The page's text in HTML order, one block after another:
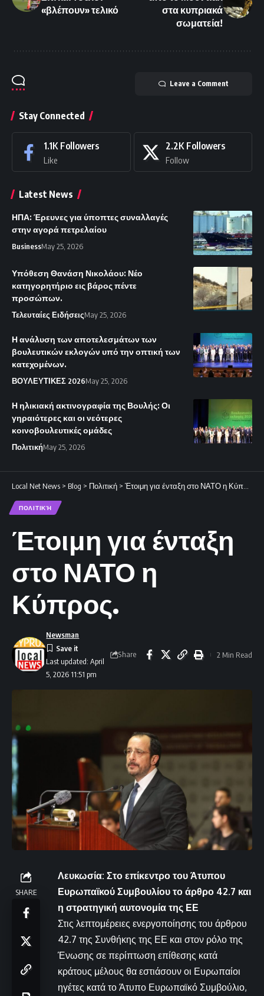
«βλέπουν» τελικό
στα κυπριακά
σωματεία!
Leave a Comment
Stay Connected
1.1K Followers
Like
2.2K Followers
Follow
Latest News
ΗΠΑ: Έρευνες για ύποπτες συναλλαγές
στην αγορά πετρελαίου
BusinessMay 25, 2026
Υπόθεση Θανάση Νικολάου: Νέο
κατηγορητήριο εις βάρος πέντε
προσώπων.
Τελευταίες ΕιδήσειςMay 25, 2026
Η ανάλυση των αποτελεσμάτων των
βουλευτικών εκλογών υπό την οπτική των
κατεχομένων.
ΒΟΥΛΕΥΤΙΚΕΣ 2026May 25, 2026
Η ηλικιακή ακτινογραφία της Βουλής: Οι
γηραιότερες και οι νεότερες
κοινοβουλευτικές ομάδες
ΠολιτικήMay 25, 2026
Local Net News > Blog > Πολιτική > Έτοιμη για ένταξη στο ΝΑΤΟ η Κύπρος.
ΠΟΛΙΤΙΚΉ
Έτοιμη για ένταξη
στο ΝΑΤΟ η
Κύπρος.
Last updated: April
5, 2026 11:51 pm
Newsman
Share 2 Min Read
SHARE
Λευκωσία: Στο επίκεντρο του Άτυπου
Ευρωπαϊκού Συμβουλίου το άρθρο 42.7 και
η στρατηγική αυτονομία της ΕΕ
Στις λεπτομέρειες ενεργοποίησης του άρθρου
42.7 της Συνθήκης της ΕΕ και στον ρόλο της
Ένωσης σε περίπτωση επίθεσης κατά
κράτους μέλους θα εστιάσουν οι Ευρωπαίοι
ηγέτες κατά το Άτυπο Ευρωπαϊκό Συμβούλιο,